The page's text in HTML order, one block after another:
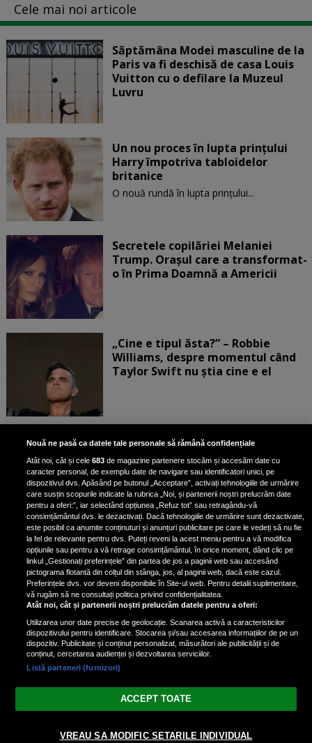
Cele mai noi articole
Săptămâna Modei masculine de la
Paris va fi deschisă de casa Louis
Vuitton cu o defilare la Muzeul
Luvru
Un nou proces în lupta prinţului
Harry împotriva tabloidelor
britanice
O nouă rundă în lupta prinţului...
Secretele copilăriei Melaniei
Trump. Orașul care a transformat-
o în Prima Doamnă a Americii
„Cine e tipul ăsta?” – Robbie
Williams, despre momentul când
Taylor Swift nu știa cine e el
Bruce Dickinson, solistul trupei
Iron Maiden, şi-a arătat talentul
de scrimer la un concurs în Franţa
Nicki Minaj, acuzată de agresiune
de fostul manager: Detalii șocante
din proces
Nicki Minaj le-a lăudat pe...
Vezi varianta Desktop
Nouă ne pasă ca datele tale personale să rămână confidențiale
Atât noi, cât și cele683 de magazine partenere stocăm și accesăm date cu
caracter personal, de exemplu date de navigare sau identificatori unici, pe
dispozitivul dvs. Apăsând pe butonul „Acceptare”, activați tehnologiile de urmărire
care susțin scopurile indicate la rubrica „Noi, și partenerii noștri prelucrăm date
pentru a oferi:”, iar selectând opțiunea „Refuz tot” sau retragându-vă
consimțământul dvs. le dezactivați. Dacă tehnologiile de urmărire sunt dezactivate,
este posibil ca anumite conținuturi și anunțuri publicitare pe care le vedeți să nu fie
la fel de relevante pentru dvs. Puteți reveni la acest meniu pentru a vă modifica
opțiunile sau pentru a vă retrage consimțământul, în orice moment, dând clic pe
linkul „Gestionați preferințele” din partea de jos a paginii web sau accesând
pictograma flotantă din colțul din stânga, jos, al paginii web, dacă este cazul.
Preferințele dvs. vor deveni disponibile în Site-ul web. Pentru detalii suplimentare,
vă rugăm să ne consultați politica privind confidențialitatea.
Atât noi, cât și partenerii noștri prelucrăm datele pentru a oferi:
Utilizarea unor date precise de geolocație. Scanarea activă a caracteristicilor
dispozitivului pentru identificare. Stocarea și/sau accesarea informațiilor de pe un
dispozitiv. Publicitate și conținut personalizat, măsurători ale publicității și de
conținut, cercetarea audienței și dezvoltarea serviciilor.
Listă parteneri (furnizori)
ACCEPT TOATE
VREAU SA MODIFIC SETARILE INDIVIDUAL